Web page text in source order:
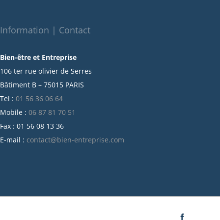
octobre 2021
juillet 2021
juin 2021
mai 2021
avril 2021
mars 2021
février 2021
janvier 2021
Information | Contact
Bien-être et Entreprise
106 ter rue olivier de Serres
Bâtiment B – 75015 PARIS
Tel : 01 56 36 06 64
Mobile : 06 87 81 70 51
Fax : 01 56 08 13 36
E-mail : contact@bien-entreprise.com